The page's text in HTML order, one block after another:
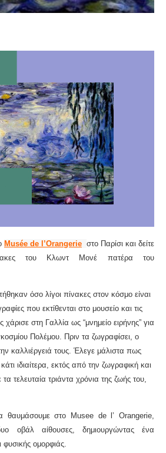
Musée de l’Orangerie στο Παρίσι και δείτε
του Κλωντ Μονέ πατέρα του
όσο λίγοι πίνακες στον κόσμο είναι
που εκτίθενται στο μουσείο και τις
χάρισε στη Γαλλία ως “μνημείο ειρήνης” για
Πολέμου. Πριν τα ζωγραφίσει, ο
καλλιέργειά τους. Έλεγε μάλιστα πως
ιδιαίτερα, εκτός από την ζωγραφική και
τελευταία τριάντα χρόνια της ζωής του,
θαυμάσουμε στο Musee de l’ Orangerie,
οβάλ αίθουσες, δημιουργώντας ένα
ομορφιάς.